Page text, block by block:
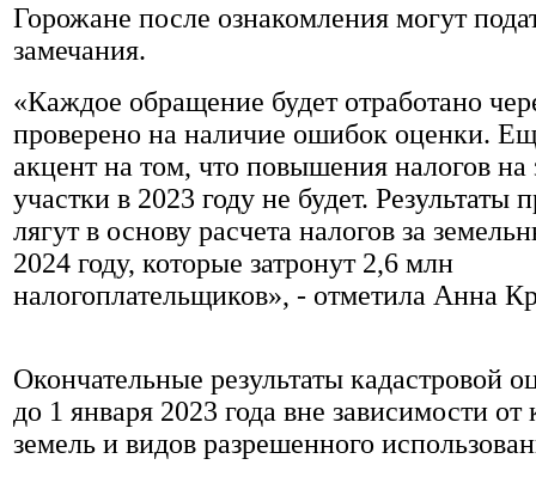
Горожане после ознакомления могут
замечания.
«Каждое обращение будет отработано
проверено на наличие ошибок оценки.
акцент на том, что повышения налогов на
участки в 2023 году не будет. Результаты
лягут в основу расчета налогов за
2024 году, которые затронут 2,6 млн
налогоплательщиков», - отметила Анна
Окончательные результаты кадастровой
до 1 января 2023 года вне зависимости от
земель и видов разрешенного